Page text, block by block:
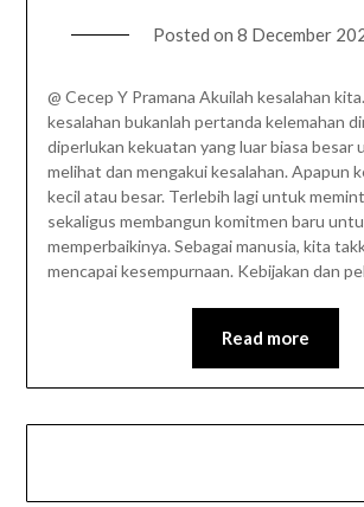
Posted on 8 December
@ Cecep Y Pramana Akuilah kesalahan
kesalahan bukanlah pertanda kelemahan
diperlukan kekuatan yang luar biasa besar
melihat dan mengakui kesalahan. Apapun
kecil atau besar. Terlebih lagi untuk
sekaligus membangun komitmen baru
memperbaikinya. Sebagai manusia, kita
mencapai kesempurnaan. Kebijakan dan
Read more